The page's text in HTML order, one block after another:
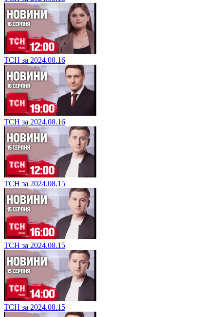
ТСН за 2024.08.16
ТСН за 2024.08.16
ТСН за 2024.08.15
ТСН за 2024.08.15
ТСН за 2024.08.15